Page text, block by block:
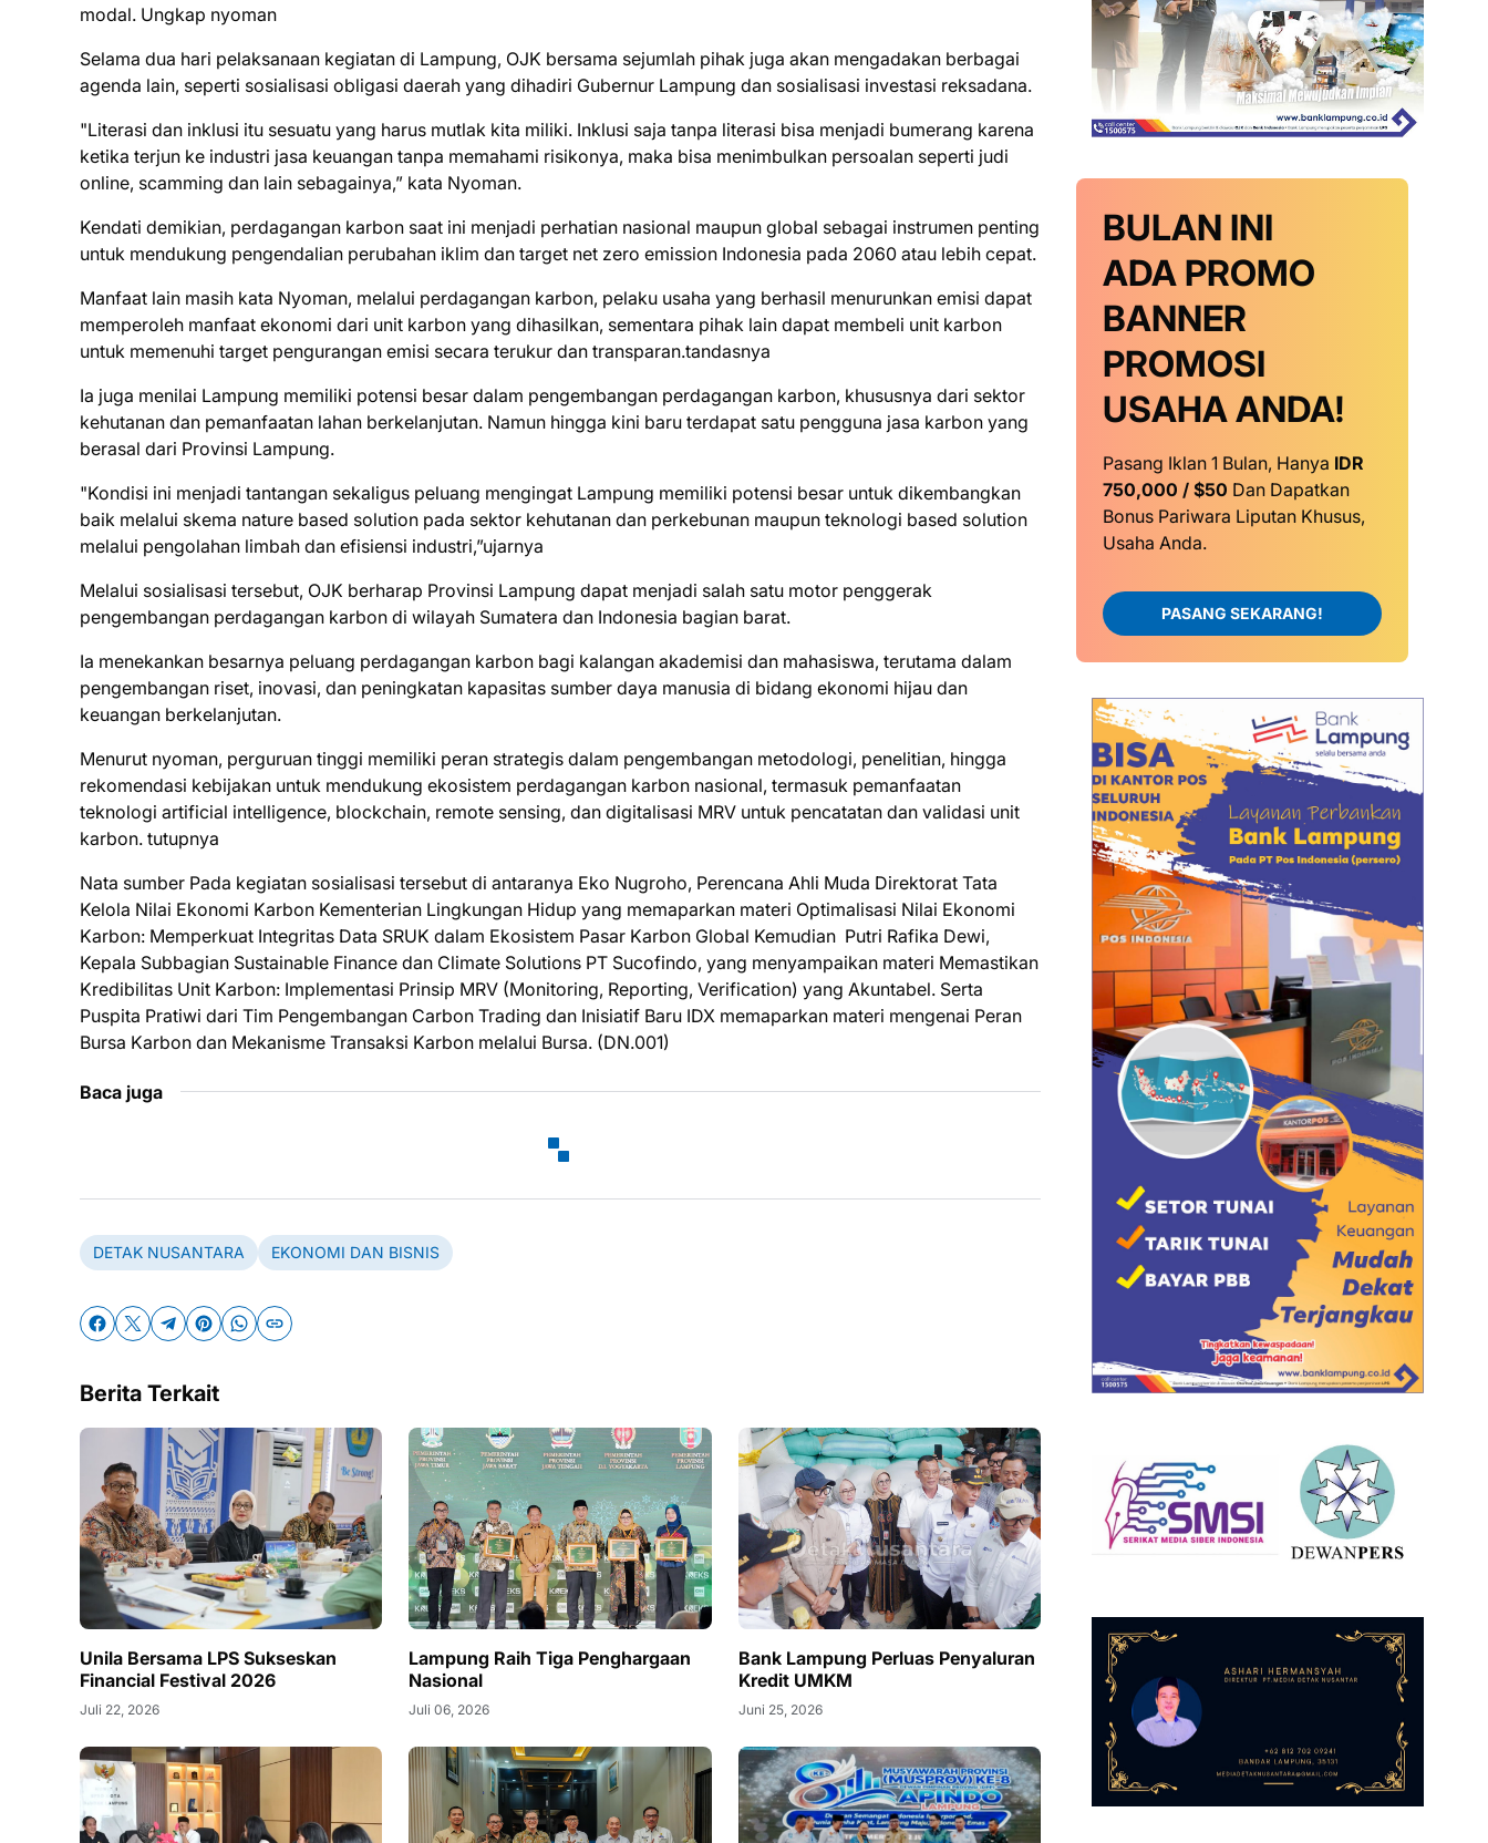
modal. Ungkap nyoman
Selama dua hari pelaksanaan kegiatan di Lampung, OJK bersama sejumlah pihak juga akan mengadakan berbagai
agenda lain, seperti sosialisasi obligasi daerah yang dihadiri Gubernur Lampung dan sosialisasi investasi reksadana.
"Literasi dan inklusi itu sesuatu yang harus mutlak kita miliki. Inklusi saja tanpa literasi bisa menjadi bumerang karena
ketika terjun ke industri jasa keuangan tanpa memahami risikonya, maka bisa menimbulkan persoalan seperti judi
online, scamming dan lain sebagainya,” kata Nyoman.
Kendati demikian, perdagangan karbon saat ini menjadi perhatian nasional maupun global sebagai instrumen penting
untuk mendukung pengendalian perubahan iklim dan target net zero emission Indonesia pada 2060 atau lebih cepat.
Manfaat lain masih kata Nyoman, melalui perdagangan karbon, pelaku usaha yang berhasil menurunkan emisi dapat
memperoleh manfaat ekonomi dari unit karbon yang dihasilkan, sementara pihak lain dapat membeli unit karbon
untuk memenuhi target pengurangan emisi secara terukur dan transparan.tandasnya
Ia juga menilai Lampung memiliki potensi besar dalam pengembangan perdagangan karbon, khususnya dari sektor
kehutanan dan pemanfaatan lahan berkelanjutan. Namun hingga kini baru terdapat satu pengguna jasa karbon yang
berasal dari Provinsi Lampung.
"Kondisi ini menjadi tantangan sekaligus peluang mengingat Lampung memiliki potensi besar untuk dikembangkan
baik melalui skema nature based solution pada sektor kehutanan dan perkebunan maupun teknologi based solution
melalui pengolahan limbah dan efisiensi industri,”ujarnya
Melalui sosialisasi tersebut, OJK berharap Provinsi Lampung dapat menjadi salah satu motor penggerak
pengembangan perdagangan karbon di wilayah Sumatera dan Indonesia bagian barat.
Ia menekankan besarnya peluang perdagangan karbon bagi kalangan akademisi dan mahasiswa, terutama dalam
pengembangan riset, inovasi, dan peningkatan kapasitas sumber daya manusia di bidang ekonomi hijau dan
keuangan berkelanjutan.
Menurut nyoman, perguruan tinggi memiliki peran strategis dalam pengembangan metodologi, penelitian, hingga
rekomendasi kebijakan untuk mendukung ekosistem perdagangan karbon nasional, termasuk pemanfaatan
teknologi artificial intelligence, blockchain, remote sensing, dan digitalisasi MRV untuk pencatatan dan validasi unit
karbon. tutupnya
Nata sumber Pada kegiatan sosialisasi tersebut di antaranya Eko Nugroho, Perencana Ahli Muda Direktorat Tata
Kelola Nilai Ekonomi Karbon Kementerian Lingkungan Hidup yang memaparkan materi Optimalisasi Nilai Ekonomi
Karbon: Memperkuat Integritas Data SRUK dalam Ekosistem Pasar Karbon Global Kemudian Putri Rafika Dewi,
Kepala Subbagian Sustainable Finance dan Climate Solutions PT Sucofindo, yang menyampaikan materi Memastikan
Kredibilitas Unit Karbon: Implementasi Prinsip MRV (Monitoring, Reporting, Verification) yang Akuntabel. Serta
Puspita Pratiwi dari Tim Pengembangan Carbon Trading dan Inisiatif Baru IDX memaparkan materi mengenai Peran
Bursa Karbon dan Mekanisme Transaksi Karbon melalui Bursa. (DN.001)
Baca juga
DETAK NUSANTARA EKONOMI DAN BISNIS
Berita Terkait
Unila Bersama LPS Sukseskan
Financial Festival 2026
Juli 22, 2026
Lampung Raih Tiga Penghargaan
Nasional
Juli 06, 2026
Bank Lampung Perluas Penyaluran
Kredit UMKM
Juni 25, 2026
BULAN INI
ADA PROMO
BANNER
PROMOSI
USAHA ANDA!
Pasang Iklan 1 Bulan, Hanya IDR
750,000 / $50 Dan Dapatkan
Bonus Pariwara Liputan Khusus,
Usaha Anda.
PASANG SEKARANG!